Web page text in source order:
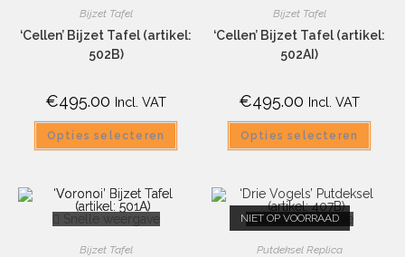
Bijzet Tafel
‘Cellen’ Bijzet Tafel (artikel:
502B)
€495.00 Incl. VAT
Opties selecteren
Bijzet Tafel
‘Cellen’ Bijzet Tafel (artikel:
502AI)
€495.00 Incl. VAT
Opties selecteren
Snelle weergave
Bijzet Tafel
NIET OP VOORRAAD
Snelle weergave
Putdeksel Replica